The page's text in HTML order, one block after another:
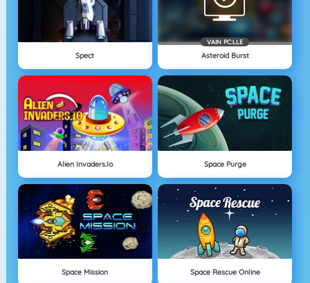
Spect
VAIN PC:LLE
Asteroid Burst
Alien Invaders.io Space Purge
Space Mission Space Rescue Online